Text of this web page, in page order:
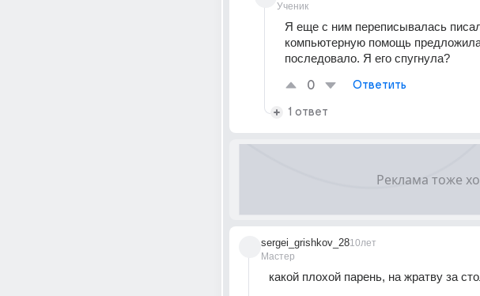
Ученик
Я еще с ним переписывалась
компьютерную помощь
последовало. Я его спугнула?
0 Ответить
1 ответ
sergei_grishkov_28
Мастер
10лет
какой плохой парень, на жратву за